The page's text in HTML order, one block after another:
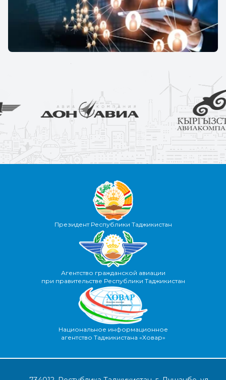
Президент Республики Таджикистан
Агентство гражданской авиации
при правительстве Республики Таджикистан
Национальное информационное
агентство Таджикистана «Ховар»